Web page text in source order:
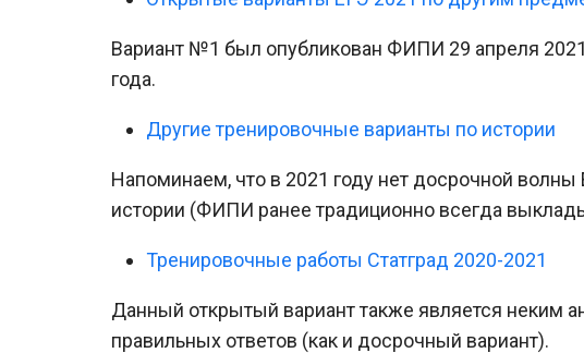
Вариант №1 был опубликован ФИПИ 29 апреля
года.
Другие тренировочные варианты по истории
Напоминаем, что в 2021 году нет досрочной
истории (ФИПИ ранее традиционно всегда
Тренировочные работы Статград 2020-2021
Данный открытый вариант также является неким
правильных ответов (как и досрочный вариант).